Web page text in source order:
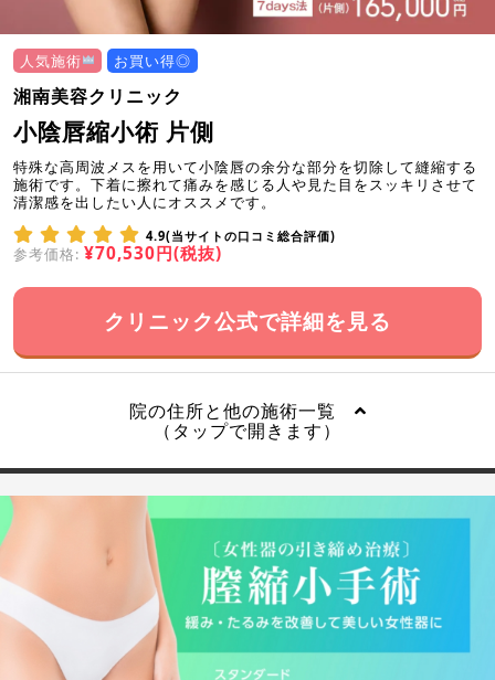
人気施術 お買い得◎
湘南美容クリニック
小陰唇縮小術 片側
特殊な高周波メスを用いて小陰唇の余分な部分を切除して縫縮する
施術です。下着に擦れて痛みを感じる人や見た目をスッキリさせて
清潔感を出したい人にオススメです。
4.9(当サイトの口コミ総合評価)
参考価格: ¥70,530円(税抜)
クリニック公式で詳細を見る
院の住所と他の施術一覧
（タップで開きます）